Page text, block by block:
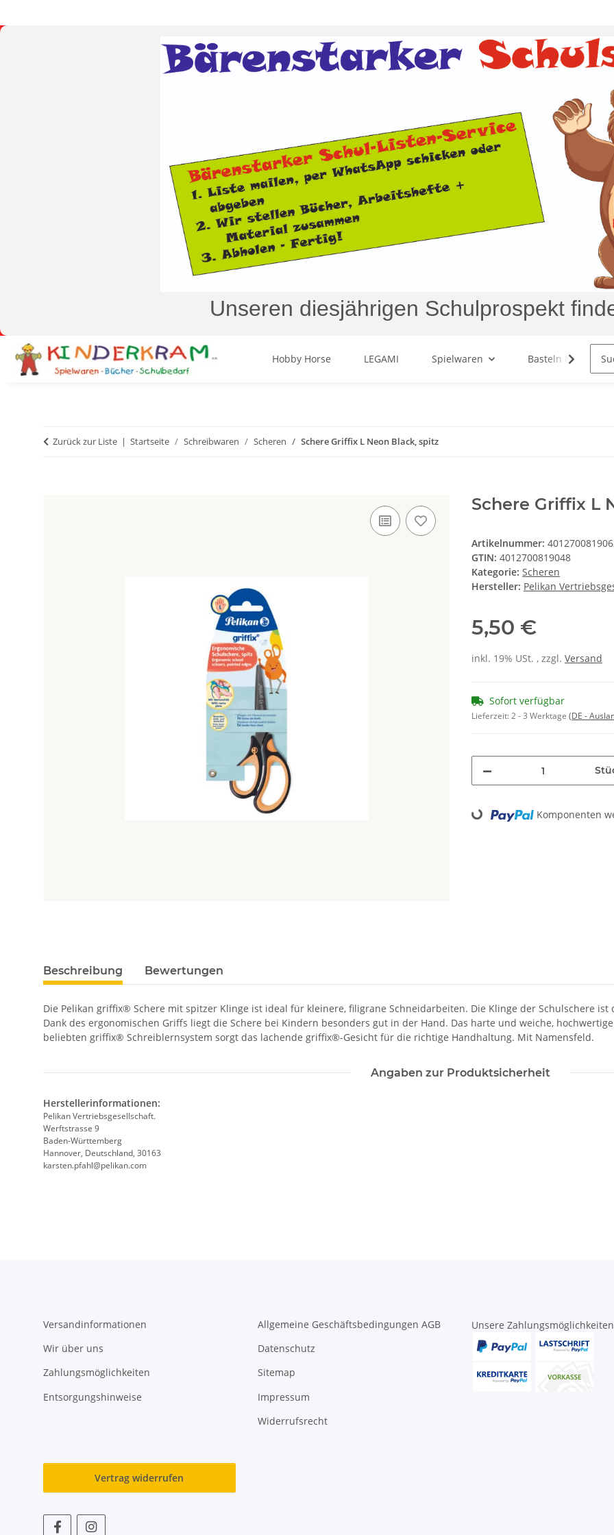
Unseren diesjährigen Schulprospekt
Hobby Horse LEGAMI Spielwaren Basteln & Malen
Zurück zur Liste Startseite Schreibwaren Scheren Schere Griffix L Neon Black, spitz
Schere Griffix L
Artikelnummer:
GTIN: 4012700819048
Kategorie: Scheren
Hersteller: Pelikan
5,50 €
inkl. 19% USt. , zzgl. Versand
Sofort verfügbar
Lieferzeit:2 - 3 Werktage (DE -
Loading... Komponenten
Beschreibung Bewertungen
Die Pelikan griffix® Schere mit spitzer Klinge ist ideal für kleinere, filigrane Schneidarbeiten. Die Klinge der Schulschere
Dank des ergonomischen Griffs liegt die Schere bei Kindern besonders gut in der Hand. Das harte und weiche,
beliebten griffix® Schreiblernsystem sorgt das lachende griffix®-Gesicht für die richtige Handhaltung. Mit Namensfeld.
Angaben zur Produktsicherheit
Herstellerinformationen:
Pelikan Vertriebsgesellschaft.
Werftstrasse 9
Baden-Württemberg
Hannover, Deutschland, 30163
karsten.pfahl@pelikan.com
Versandinformationen
Wir über uns
Zahlungsmöglichkeiten
Entsorgungshinweise
Allgemeine Geschäftsbedingungen AGB
Datenschutz
Sitemap
Impressum
Widerrufsrecht
Unsere
Vertrag widerrufen